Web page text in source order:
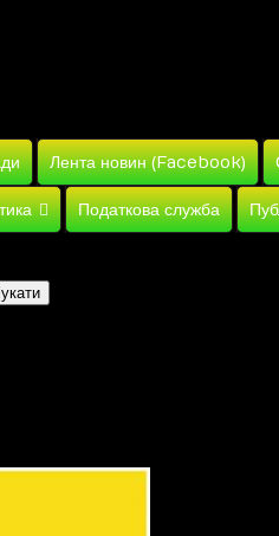
Лента новин (Facebook)
Податкова служба